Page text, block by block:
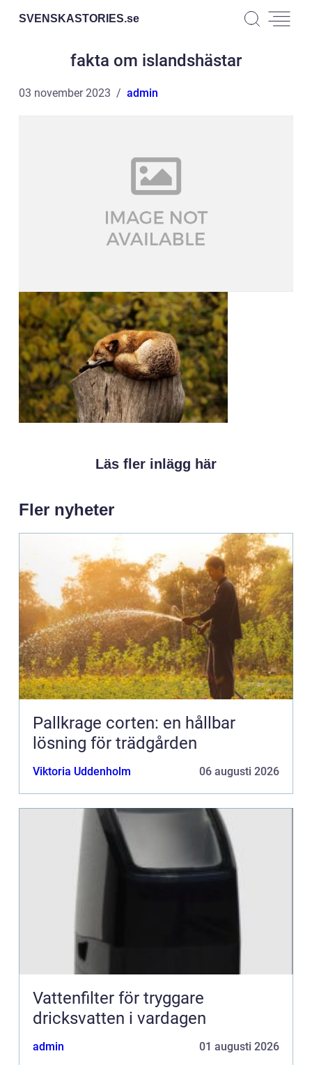
SVENSKASTORIES.se
fakta om islandshästar
03 november 2023 admin
Läs fler inlägg här
Fler nyheter
Pallkrage corten: en hållbar
lösning för trädgården
Viktoria Uddenholm 06 augusti 2026
Vattenfilter för tryggare
dricksvatten i vardagen
admin 01 augusti 2026